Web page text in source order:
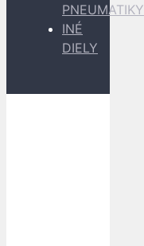
PNEUMATIKY
INÉ
DIELY